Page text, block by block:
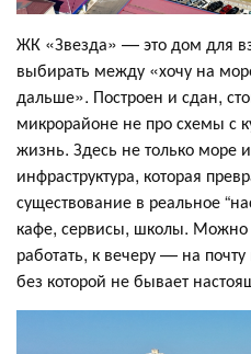
ЖК «Звезда» — это дом для
выбирать между «хочу на
дальше». Построен и сдан,
микрорайоне не про схемы с
жизнь. Здесь не только море
инфраструктура, которая
существование в реальное
кафе, сервисы, школы.
работать, к вечеру — на
без которой не бывает